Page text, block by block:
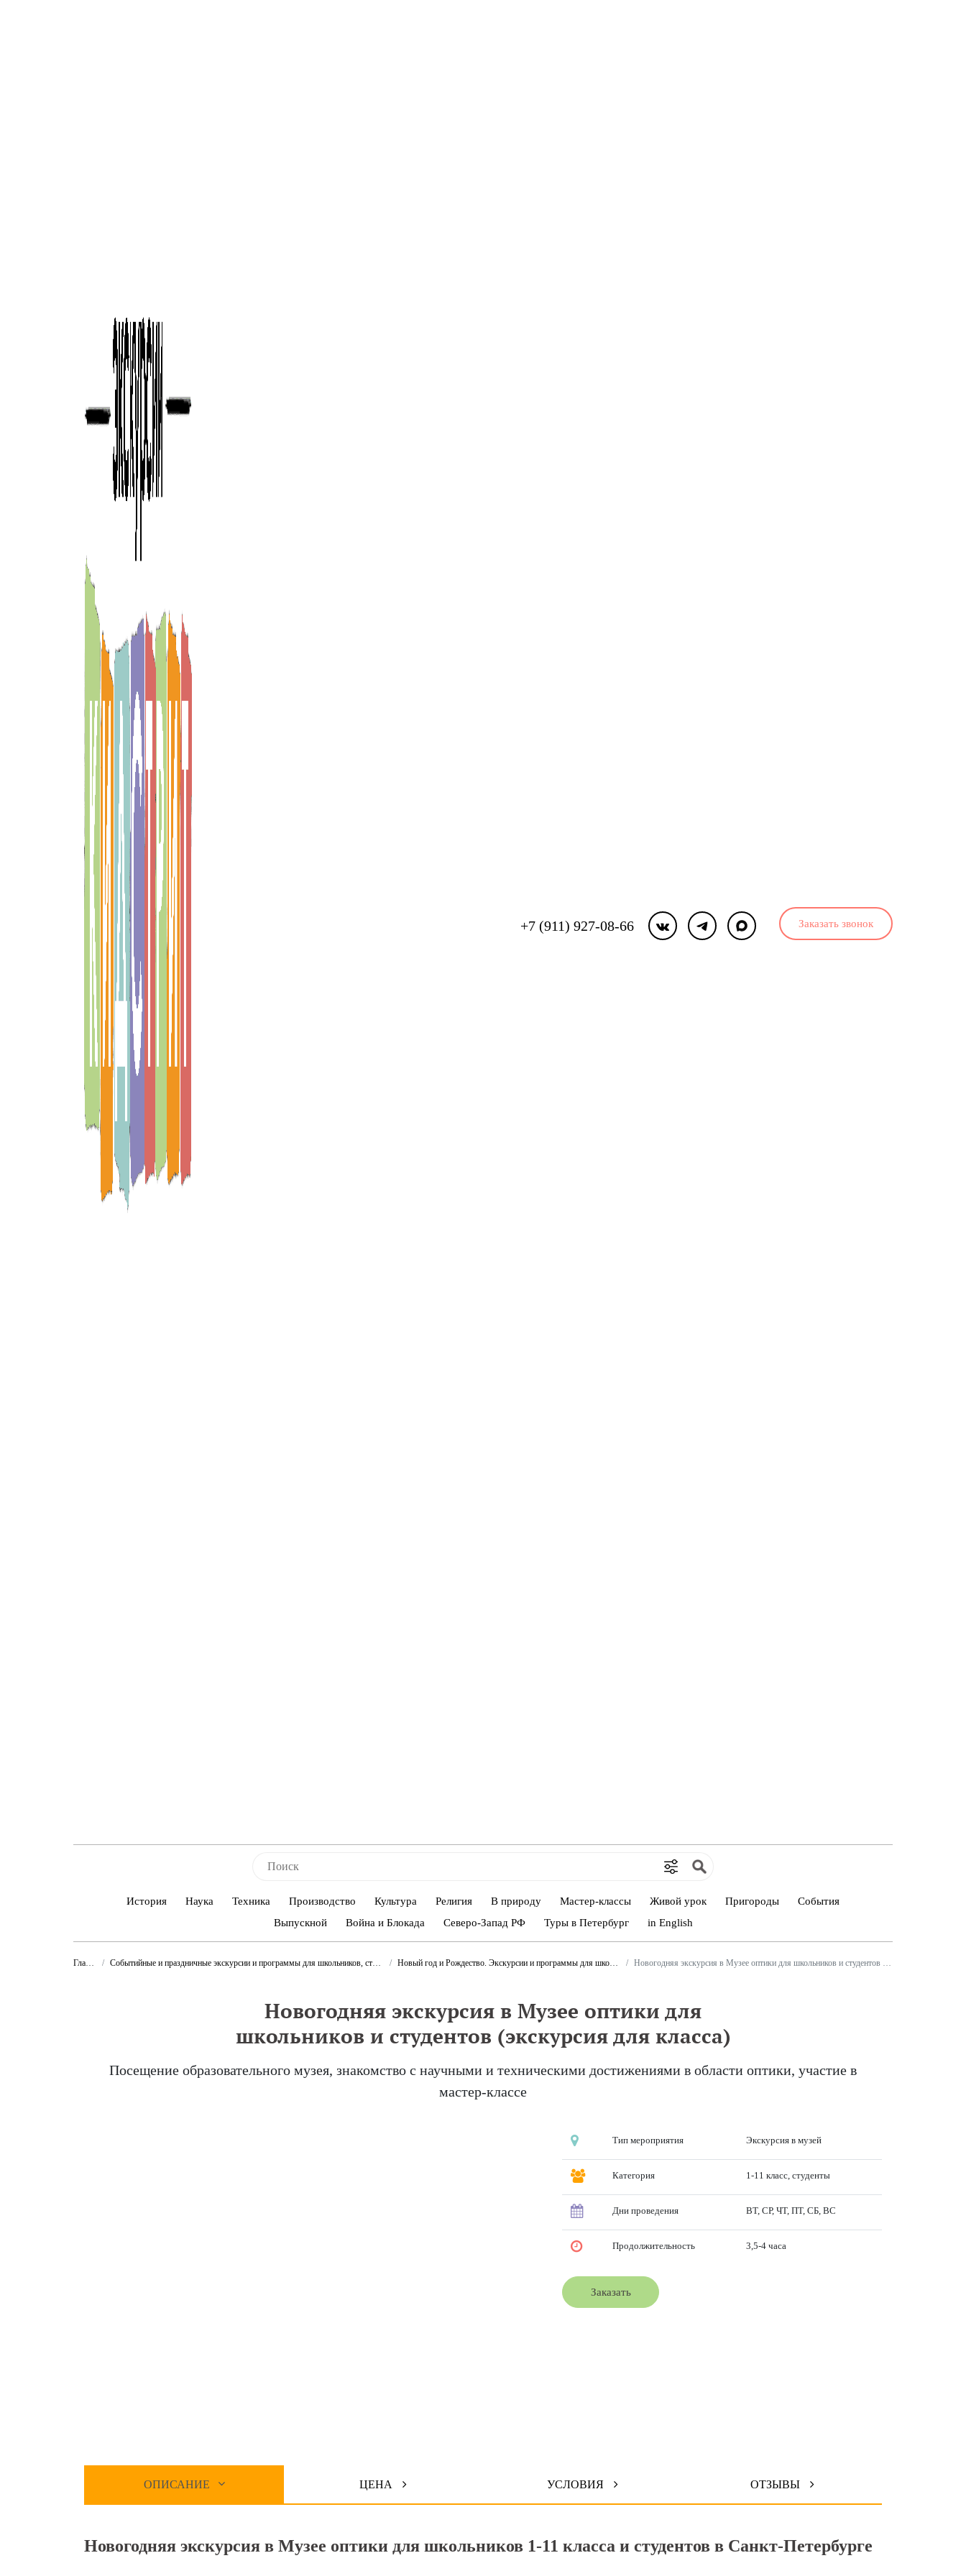
+7 (911) 927-08-66 Заказать звонок
История Наука Техника Производство Культура Религия В природу Мастер-классы Живой урок Пригороды
События
Выпускной
Война и Блокада Северо-Запад РФ Туры в Петербург in English
Главная Событийные и праздничные экскурсии и программы для школьников, студентов и дошкольников Новый год и Рождество. Экскурсии и программы для школьников и студентов Новогодняя экскурсия в Музее оптики для школьников и студентов (экскурсия для класса)
Новогодняя экскурсия в Музее оптики для
школьников и студентов (экскурсия для класса)
Посещение образовательного музея, знакомство с научными и техническими достижениями в области оптики, участие в
мастер-классе
Тип мероприятия Экскурсия в музей
Категория 1-11 класс, студенты
Дни проведения ВТ, СР, ЧТ, ПТ, СБ, ВС
Продолжительность 3,5-4 часа
Заказать
ОПИСАНИЕ ЦЕНА УСЛОВИЯ ОТЗЫВЫ
Новогодняя экскурсия в Музее оптики для школьников 1-11 класса и студентов в Санкт-Петербурге